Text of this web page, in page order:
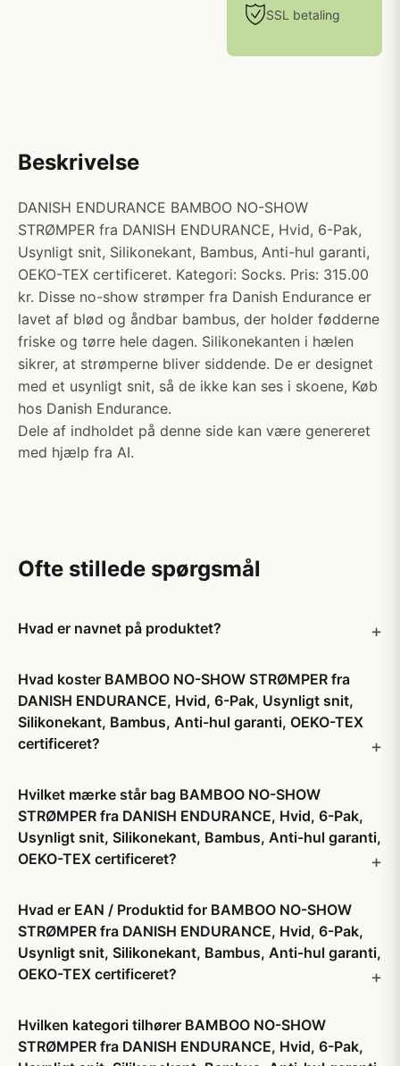
SSL betaling
Beskrivelse
DANISH ENDURANCE BAMBOO NO-SHOW
STRØMPER fra DANISH ENDURANCE, Hvid, 6-Pak,
Usynligt snit, Silikonekant, Bambus, Anti-hul garanti,
OEKO-TEX certificeret. Kategori: Socks. Pris: 315.00
kr. Disse no-show strømper fra Danish Endurance er
lavet af blød og åndbar bambus, der holder fødderne
friske og tørre hele dagen. Silikonekanten i hælen
sikrer, at strømperne bliver siddende. De er designet
med et usynligt snit, så de ikke kan ses i skoene, Køb
hos Danish Endurance.
Dele af indholdet på denne side kan være genereret
med hjælp fra AI.
Ofte stillede spørgsmål
Hvad er navnet på produktet?
Hvad koster BAMBOO NO-SHOW STRØMPER fra
DANISH ENDURANCE, Hvid, 6-Pak, Usynligt snit,
Silikonekant, Bambus, Anti-hul garanti, OEKO-TEX
certificeret?
Hvilket mærke står bag BAMBOO NO-SHOW
STRØMPER fra DANISH ENDURANCE, Hvid, 6-Pak,
Usynligt snit, Silikonekant, Bambus, Anti-hul garanti,
OEKO-TEX certificeret?
Hvad er EAN / Produktid for BAMBOO NO-SHOW
STRØMPER fra DANISH ENDURANCE, Hvid, 6-Pak,
Usynligt snit, Silikonekant, Bambus, Anti-hul garanti,
OEKO-TEX certificeret?
Hvilken kategori tilhører BAMBOO NO-SHOW
STRØMPER fra DANISH ENDURANCE, Hvid, 6-Pak,